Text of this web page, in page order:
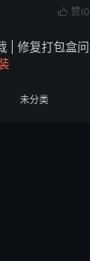
 赞(0
| 修复打包盒问
未分类